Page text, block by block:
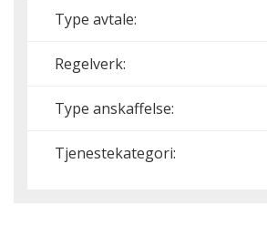
Type avtale:
Regelverk:
Type anskaffelse:
Tjenestekategori: